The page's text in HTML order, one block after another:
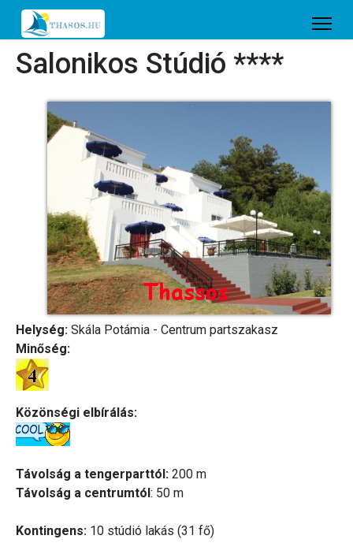
Salonikos Stúdió ****
Helység: Skála Potámia - Centrum partszakasz
Minőség:
Közönségi elbírálás:
Távolság a tengerparttól: 200 m
Távolság a centrumtól: 50 m
Kontingens: 10 stúdió lakás (31 fő)